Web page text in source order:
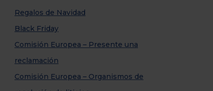
Regalos de Navidad
Black Friday
Comisión Europea – Presente una
reclamación
Comisión Europea – Organismos de